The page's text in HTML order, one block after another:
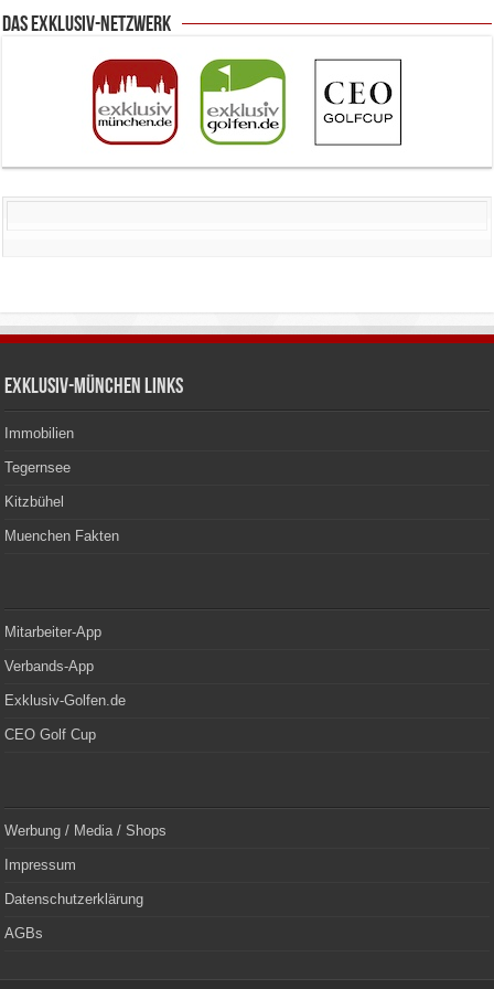
Das Exklusiv-Netzwerk
Exklusiv-München Links
Immobilien
Tegernsee
Kitzbühel
Muenchen Fakten
Mitarbeiter-App
Verbands-App
Exklusiv-Golfen.de
CEO Golf Cup
Werbung / Media / Shops
Impressum
Datenschutzerklärung
AGBs